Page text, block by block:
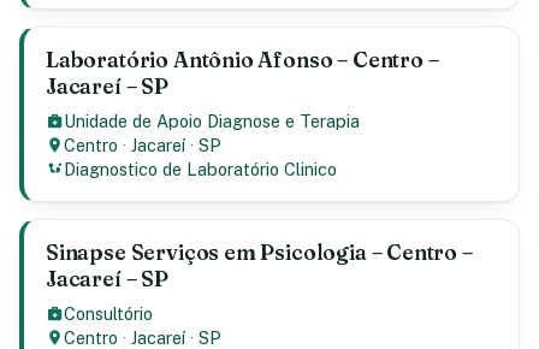
Laboratório Antônio Afonso – Centro –
Jacareí – SP
Unidade de Apoio Diagnose e Terapia
Centro ·Jacareí ·SP
Diagnostico de Laboratório Clinico
Sinapse Serviços em Psicologia – Centro –
Jacareí – SP
Consultório
Centro ·Jacareí ·SP